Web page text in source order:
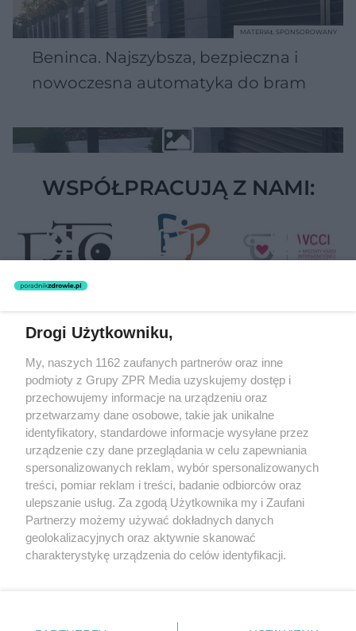
Beninca. Najszybsza, bezpieczna i
nowoczesna automatyka do bram
MATERIAŁ SPONSOROWANY
WSPÓŁPRACUJĄ Z NAMI:
Żaden utwór zamieszczony w serwisie nie może być powielany i
rozpowszechniany lub dalej rozpowszechniany w jakikolwiek sposób
(w tym także elektroniczny lub mechaniczny) na jakimkolwiek polu
eksploatacji w jakiejkolwiek formie, włącznie z umieszczaniem w
Internecie bez pisemnej zgody właściciela praw. Jakiekolwiek użycie
lub wykorzystanie utworów w całości lub w części z naruszeniem
prawa, tzn. bez właściwej zgody, jest zabronione pod groźbą kary i
może być ścigane prawnie.
O nas
Drogi Użytkowniku,
My, naszych 1162 zaufanych partnerów oraz inne
podmioty z Grupy ZPR Media uzyskujemy dostęp i
przechowujemy informacje na urządzeniu oraz
przetwarzamy dane osobowe, takie jak unikalne
identyfikatory, standardowe informacje wysyłane przez
urządzenie czy dane przeglądania w celu zapewniania
spersonalizowanych reklam, wybór spersonalizowanych
treści, pomiar reklam i treści, badanie odbiorców oraz
ulepszanie usług. Za zgodą Użytkownika my i Zaufani
Partnerzy możemy używać dokładnych danych
geolokalizacyjnych oraz aktywnie skanować
charakterystykę urządzenia do celów identyfikacji.
zmienić/wycofać klikając przycisk ustawień prywatności